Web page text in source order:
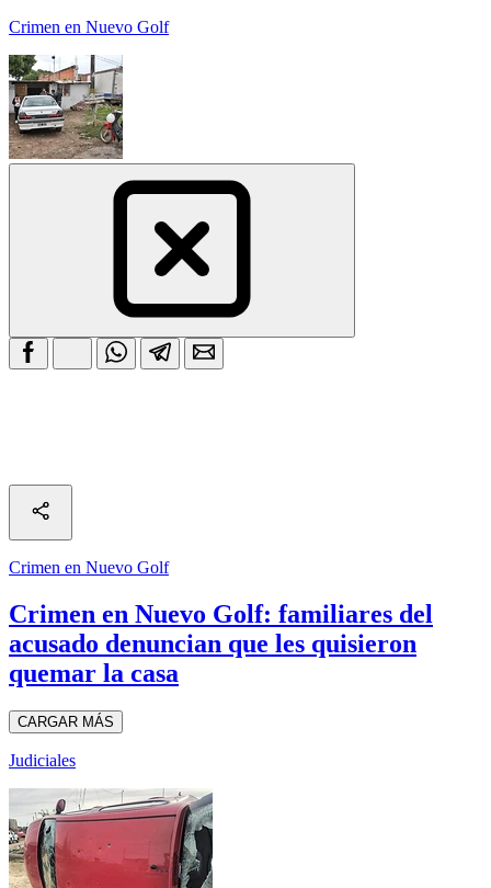
Crimen en Nuevo Golf
Crimen en Nuevo Golf
Crimen en Nuevo Golf: familiares del
acusado denuncian que les quisieron
quemar la casa
CARGAR MÁS
Judiciales